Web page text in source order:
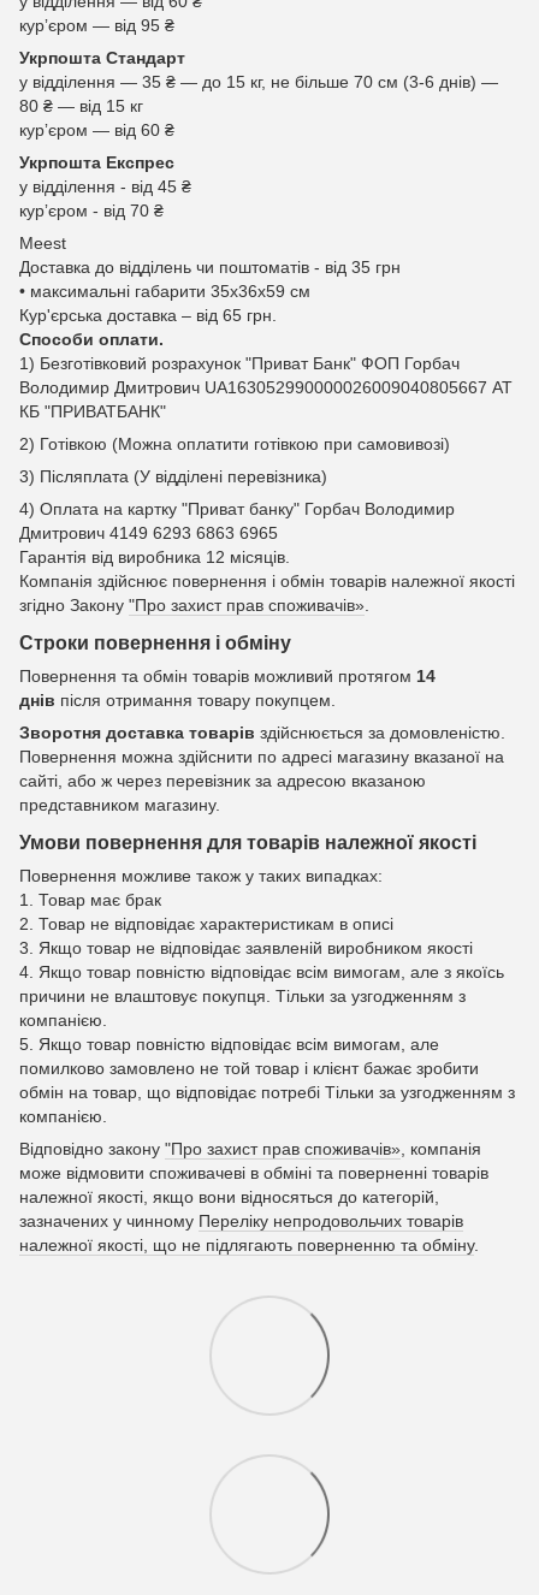
курʼєром — від 95 ₴
Укрпошта Стандарт
у відділення — 35 ₴ — до 15 кг, не більше 70 см (3-6 днів) —
80 ₴ — від 15 кг
курʼєром — від 60 ₴
Укрпошта Експрес
у відділення - від 45 ₴
курʼєром - від 70 ₴
Meest
Доставка до відділень чи поштоматів - від 35 грн
• максимальні габарити 35x36x59 см
Кур'єрська доставка – від 65 грн.
Способи оплати.
1) Безготівковий розрахунок "Приват Банк" ФОП Горбач
Володимир Дмитрович UA163052990000026009040805667 АТ
КБ "ПРИВАТБАНК"
2) Готівкою (Можна оплатити готівкою при самовивозі)
3) Післяплата (У відділені перевізника)
4) Оплата на картку "Приват банку" Горбач Володимир
Дмитрович 4149 6293 6863 6965
Гарантія від виробника 12 місяців.
Компанія здійснює повернення і обмін товарів належної якості
згідно Закону "Про захист прав споживачів»
Строки повернення і обміну
Повернення та обмін товарів можливий протягом 14
днів після отримання товару покупцем.
Зворотня доставка товарів здійснюється за домовленістю.
Повернення можна здійснити по адресі магазину вказаної на
сайті, або ж через перевізник за адресою вказаною
представником магазину.
Умови повернення для товарів належної якості
Повернення можливе також у таких випадках:
1. Товар має брак
2. Товар не відповідає характеристикам в описі
3. Якщо товар не відповідає заявленій виробником якості
4. Якщо товар повністю відповідає всім вимогам, але з якоїсь
причини не влаштовує покупця. Тільки за узгодженням з
компанією.
5. Якщо товар повністю відповідає всім вимогам, але
помилково замовлено не той товар і клієнт бажає зробити
обмін на товар, що відповідає потребі Тільки за узгодженням з
компанією.
Відповідно закону "Про захист прав споживачів» , компанія
може відмовити споживачеві в обміні та поверненні товарів
належної якості, якщо вони відносяться до категорій,
зазначених у чинному Переліку непродовольчих товарів
належної якості, що не підлягають поверненню та обміну.